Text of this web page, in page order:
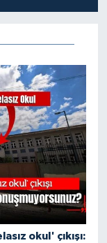
okul' çıkışı: